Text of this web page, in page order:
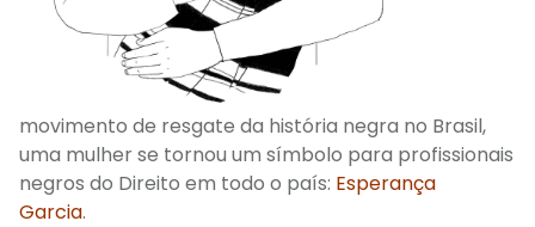
movimento de resgate da história negra no Brasil,
uma mulher se tornou um símbolo para profissionais
negros do Direito em todo o país: Esperança
Garcia.